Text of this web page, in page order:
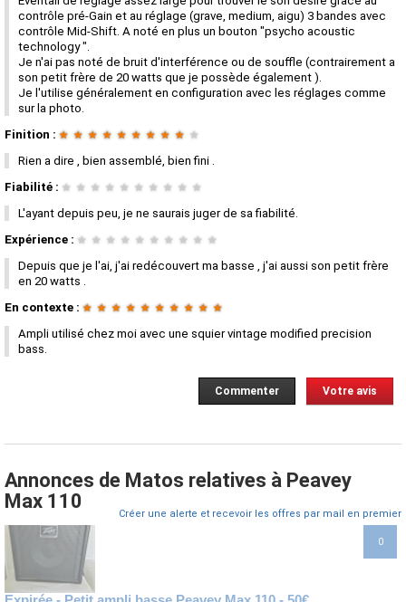
contrôle pré-Gain et au réglage (grave, medium, aigu) 3 bandes avec
contrôle Mid-Shift. A noté en plus un bouton "psycho acoustic
technology ".
Je n'ai pas noté de bruit d'interférence ou de souffle (contrairement a
son petit frère de 20 watts que je possède également ).
Je l'utilise généralement en configuration avec les réglages comme
sur la photo.
Finition : ★ ★ ★ ★ ★ ★ ★ ★ ★ ★
Rien a dire , bien assemblé, bien fini .
Fiabilité : ★ ★ ★ ★ ★ ★ ★ ★ ★ ★
L'ayant depuis peu, je ne saurais juger de sa fiabilité.
Expérience : ★ ★ ★ ★ ★ ★ ★ ★ ★ ★
Depuis que je l'ai, j'ai redécouvert ma basse , j'ai aussi son petit frère
en 20 watts .
En contexte : ★ ★ ★ ★ ★ ★ ★ ★ ★ ★
Ampli utilisé chez moi avec une squier vintage modified precision
bass.
Commenter Votre avis
Annonces de Matos relatives à Peavey
Max 110
Créer une alerte et recevoir les offres par mail en premier
0